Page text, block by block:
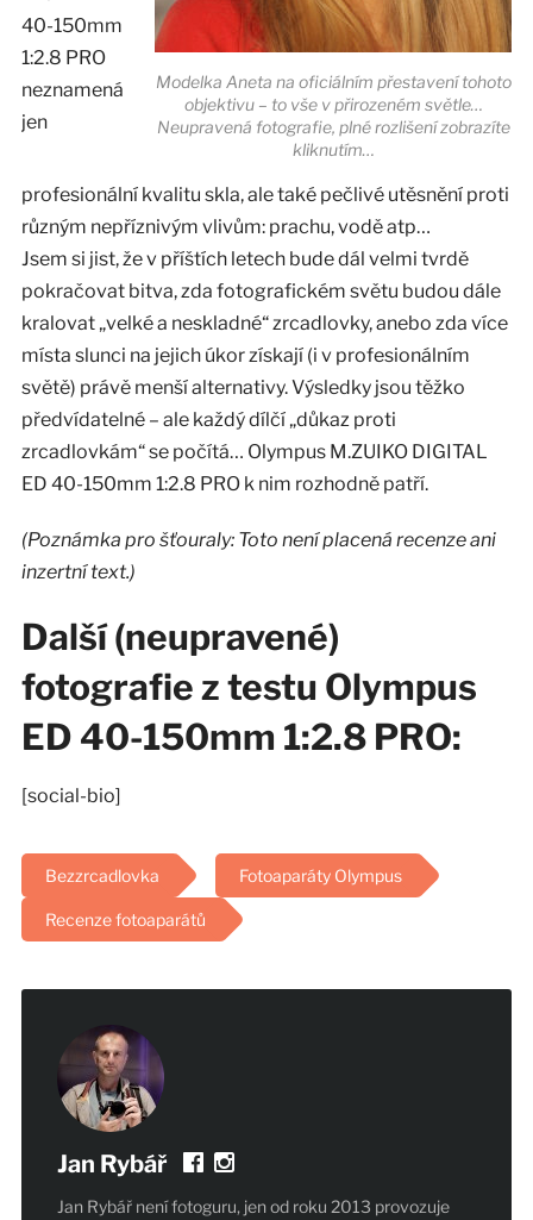
Modelka Aneta na oficiálním přestavení tohoto
objektivu – to vše v přirozeném světle…
Neupravená fotografie, plné rozlišení zobrazíte
kliknutím…
40-150mm
1:2.8 PRO
neznamená
jen
profesionální kvalitu skla, ale také pečlivé utěsnění proti
různým nepříznivým vlivům: prachu, vodě atp…
Jsem si jist, že v příštích letech bude dál velmi tvrdě
pokračovat bitva, zda fotografickém světu budou dále
kralovat „velké a neskladné“ zrcadlovky, anebo zda více
místa slunci na jejich úkor získají (i v profesionálním
světě) právě menší alternativy. Výsledky jsou těžko
předvídatelné – ale každý dílčí „důkaz proti
zrcadlovkám“ se počítá… Olympus M.ZUIKO DIGITAL
ED 40-150mm 1:2.8 PRO k nim rozhodně patří.
(Poznámka pro šťouraly: Toto není placená recenze ani
inzertní text.)
Další (neupravené)
fotografie z testu Olympus
ED 40-150mm 1:2.8 PRO:
[social-bio]
Bezzrcadlovka Fotoaparáty Olympus
Recenze fotoaparátů
Jan Rybář
Jan Rybář není fotoguru, jen od roku 2013 provozuje